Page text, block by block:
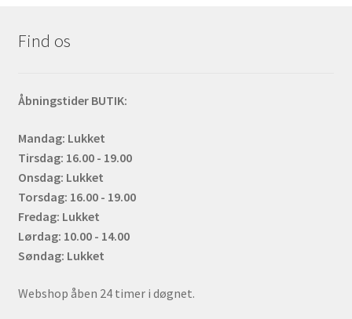
Find os
Åbningstider BUTIK:
Mandag: Lukket
Tirsdag: 16.00 - 19.00
Onsdag: Lukket
Torsdag: 16.00 - 19.00
Fredag: Lukket
Lørdag: 10.00 - 14.00
Søndag: Lukket
Webshop åben 24 timer i døgnet.